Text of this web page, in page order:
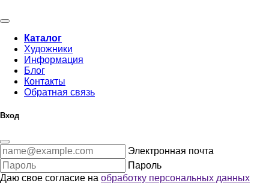
Каталог
Художники
Информация
Блог
Контакты
Обратная связь
Вход
Электронная почта
Пароль
Даю свое согласие на обработку персональных данных